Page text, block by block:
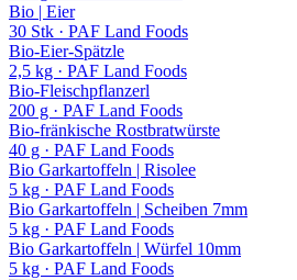
Bio | Eier
30 Stk · PAF Land Foods
Bio-Eier-Spätzle
2,5 kg · PAF Land Foods
Bio-Fleischpflanzerl
200 g · PAF Land Foods
Bio-fränkische Rostbratwürste
40 g · PAF Land Foods
Bio Garkartoffeln | Risolee
5 kg · PAF Land Foods
Bio Garkartoffeln | Scheiben 7mm
5 kg · PAF Land Foods
Bio Garkartoffeln | Würfel 10mm
5 kg · PAF Land Foods